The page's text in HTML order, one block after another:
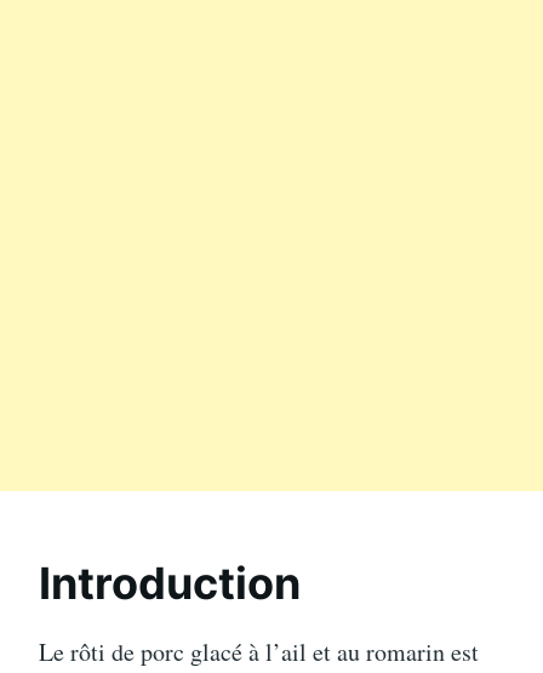
Introduction
Le rôti de porc glacé à l’ail et au romarin est